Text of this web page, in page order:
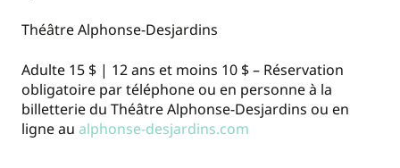
Théâtre Alphonse-Desjardins
Adulte 15 $ | 12 ans et moins 10 $ – Réservation
obligatoire par téléphone ou en personne à la
billetterie du Théâtre Alphonse-Desjardins ou en
ligne au alphonse-desjardins.com